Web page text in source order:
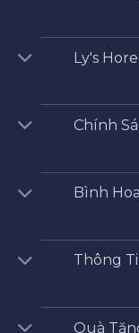
Ly's
Chính
Bình
Thông
Quà